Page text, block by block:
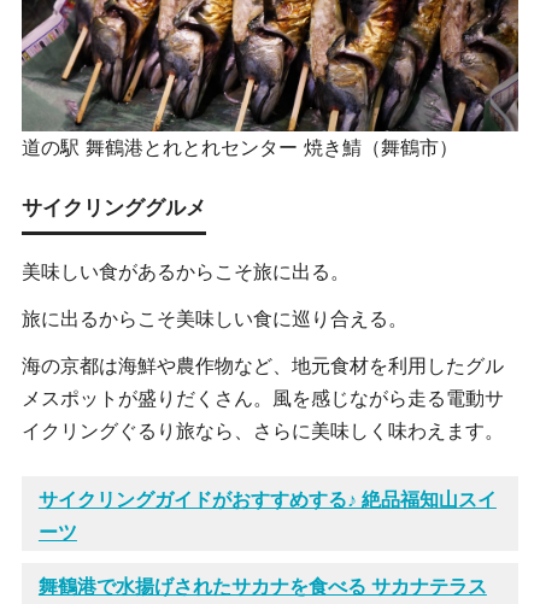
道の駅 舞鶴港とれとれセンター 焼き鯖（舞鶴市）
サイクリンググルメ
美味しい食があるからこそ旅に出る。
旅に出るからこそ美味しい食に巡り合える。
海の京都は海鮮や農作物など、地元食材を利用したグル
メスポットが盛りだくさん。風を感じながら走る電動サ
イクリングぐるり旅なら、さらに美味しく味わえます。
サイクリングガイドがおすすめする♪ 絶品福知山スイ
ーツ
舞鶴港で水揚げされたサカナを食べる サカナテラス